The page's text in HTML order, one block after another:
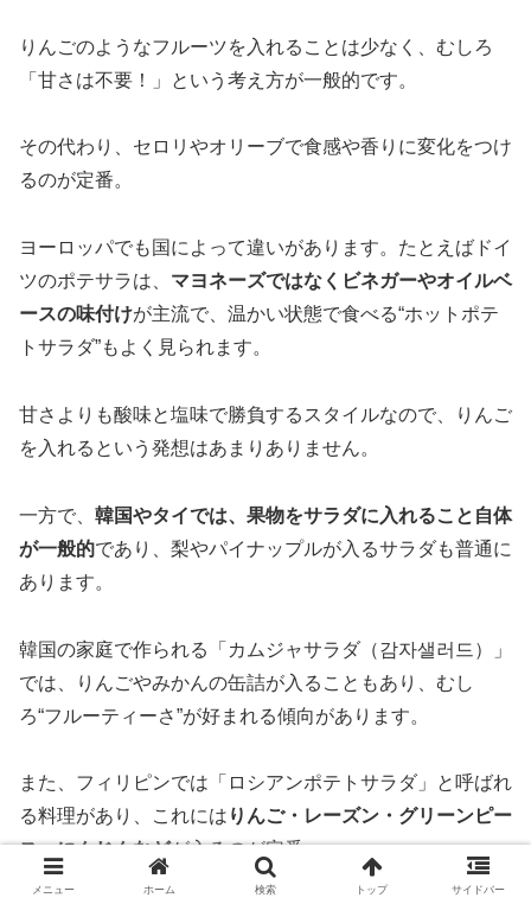
りんごのようなフルーツを入れることは少なく、むしろ
「甘さは不要！」という考え方が一般的です。
その代わり、セロリやオリーブで食感や香りに変化をつけ
るのが定番。
ヨーロッパでも国によって違いがあります。たとえばドイ
ツのポテサラは、 マヨネーズではなくビネガーやオイルベ
ースの味付けが主流で、温かい状態で食べる“ホットポテ
トサラダ”もよく見られます。
甘さよりも酸味と塩味で勝負するスタイルなので、りんご
を入れるという発想はあまりありません。
一方で、 韓国やタイでは、果物をサラダに入れること自体
が一般的であり、梨やパイナップルが入るサラダも普通に
あります。
韓国の家庭で作られる「カムジャサラダ（감자샐러드）」
では、りんごやみかんの缶詰が入ることもあり、むし
ろ“フルーティーさ”が好まれる傾向があります。
また、フィリピンでは「ロシアンポテトサラダ」と呼ばれ
る料理があり、これには りんご・レーズン・グリーンピー
ス・にんじんなどが入るのが定番。
メニュー ホーム 検索 トップ サイドバー